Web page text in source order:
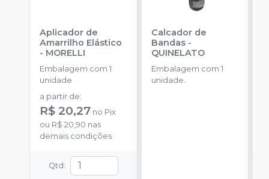
Aplicador de
Amarrilho Elástico
- MORELLI
Embalagem com 1
unidade
a partir de:
R$ 20,27 no Pix
ou R$ 20,90 nas
demais condições
Qtd :
Calcador de
Bandas-
QUINELATO
Embalagem com 1
unidade.